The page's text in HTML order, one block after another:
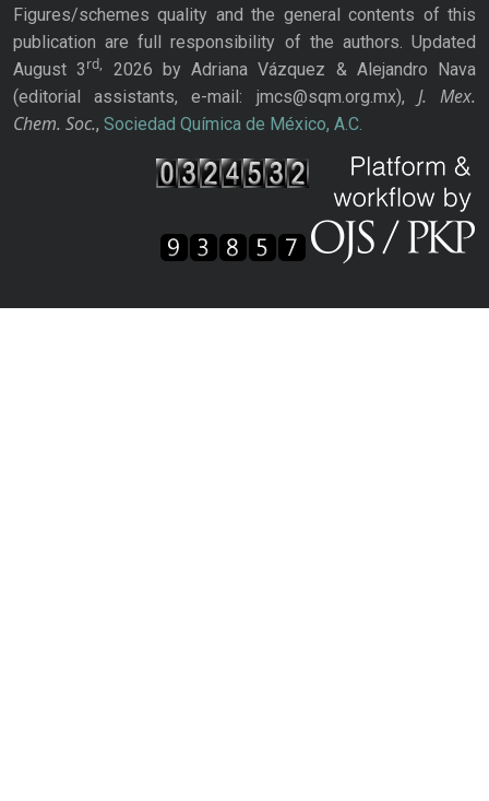
Figures/schemes quality and the general contents of this
publication are full responsibility of the authors. Updated
August 3rd,
2026 by Adriana Vázquez & Alejandro Nava
(editorial assistants, e-mail: jmcs@sqm.org.mx), J. Mex.
Chem. Soc., Sociedad Química de México, A.C.